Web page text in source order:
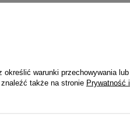
określić warunki przechowywania lub
także na stronie Prywatność i